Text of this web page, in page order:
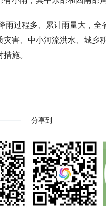
雨过程多、累计雨量大，
害、中小河流洪水、城乡
施。
分享到